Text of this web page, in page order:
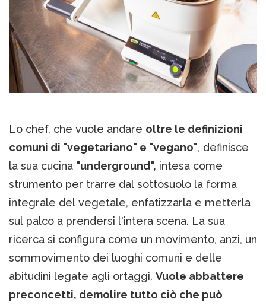
Lo chef, che vuole andare oltre le definizioni
comuni di "vegetariano" e "vegano", definisce
la sua cucina "underground", intesa come
strumento per trarre dal sottosuolo la forma
integrale del vegetale, enfatizzarla e metterla
sul palco a prendersi l'intera scena. La sua
ricerca si configura come un movimento, anzi, un
sommovimento dei luoghi comuni e delle
abitudini legate agli ortaggi. Vuole abbattere
preconcetti, demolire tutto ciò che può